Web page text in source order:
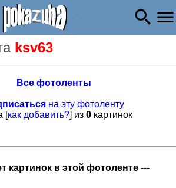
ksv63
Все фотоленты
на эту фотоленту
[как добавить?] из 0 картинок
картинок в этой фотоленте ---